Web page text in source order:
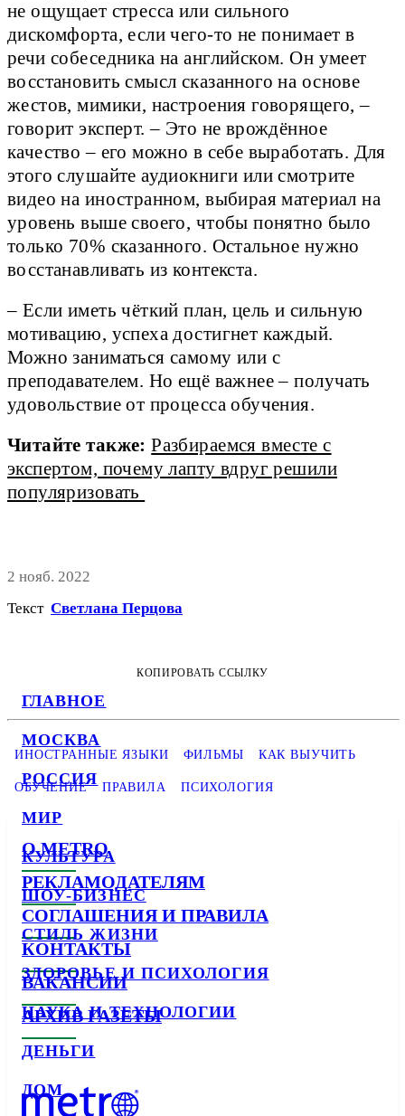
ГЛАВНОЕ
МОСКВА
РОССИЯ
МИР
КУЛЬТУРА
ШОУ-БИЗНЕС
СТИЛЬ ЖИЗНИ
ЗДОРОВЬЕ И ПСИХОЛОГИЯ
НАУКА И ТЕХНОЛОГИИ
ДЕНЬГИ
ДОМ
не ощущает стресса или сильного
дискомфорта, если чего-то не понимает в
речи собеседника на английском. Он умеет
восстановить смысл сказанного на основе
жестов, мимики, настроения говорящего, –
говорит эксперт. – Это не врождённое
качество – его можно в себе выработать. Для
этого слушайте аудиокниги или смотрите
видео на иностранном, выбирая материал на
уровень выше своего, чтобы понятно было
только 70% сказанного. Остальное нужно
восстанавливать из контекста.
– Если иметь чёткий план, цель и сильную
мотивацию, успеха достигнет каждый.
Можно заниматься самому или с
преподавателем. Но ещё важнее – получать
удовольствие от процесса обучения.
Читайте также:Разбираемся вместе с
экспертом, почему лапту вдруг решили
популяризовать
2 нояб. 2022
Текст Светлана Перцова
КОПИРОВАТЬ ССЫЛКУ
ИНОСТРАННЫЕ ЯЗЫКИ ФИЛЬМЫ КАК ВЫУЧИТЬ
ОБУЧЕНИЕ ПРАВИЛА ПСИХОЛОГИЯ
О METRO
РЕКЛАМОДАТЕЛЯМ
СОГЛАШЕНИЯ И ПРАВИЛА
КОНТАКТЫ
ВАКАНСИИ
АРХИВ ГАЗЕТЫ